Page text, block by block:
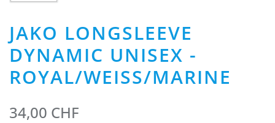
JAKO LONGSLEEVE
DYNAMIC UNISEX -
ROYAL/WEISS/MARINE
34,00 CHF